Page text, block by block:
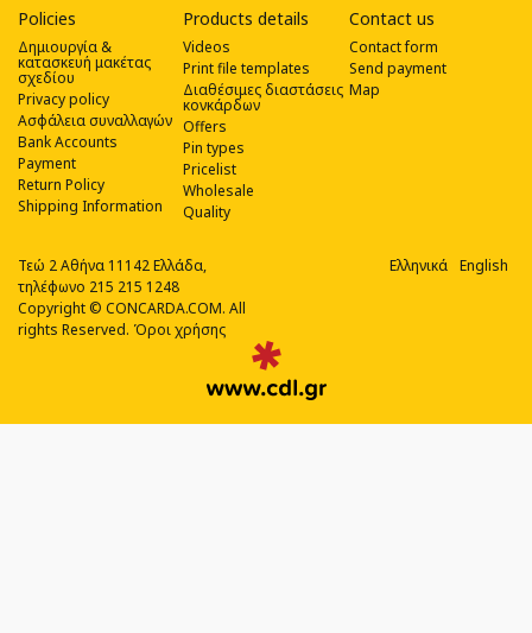
Policies
Δημιουργία &
κατασκευή μακέτας
σχεδίου
Privacy policy
Ασφάλεια συναλλαγών
Bank Accounts
Payment
Return Policy
Shipping Information
Products details
Videos
Print file templates
Διαθέσιμες διαστάσεις
κονκάρδων
Offers
Pin types
Pricelist
Wholesale
Quality
Contact us
Contact form
Send payment
Map
Τεώ 2 Αθήνα 11142 Ελλάδα,
τηλέφωνο 215 215 1248
Copyright © CONCARDA.COM. All
rights Reserved. Όροι χρήσης
Ελληνικά English
Design,